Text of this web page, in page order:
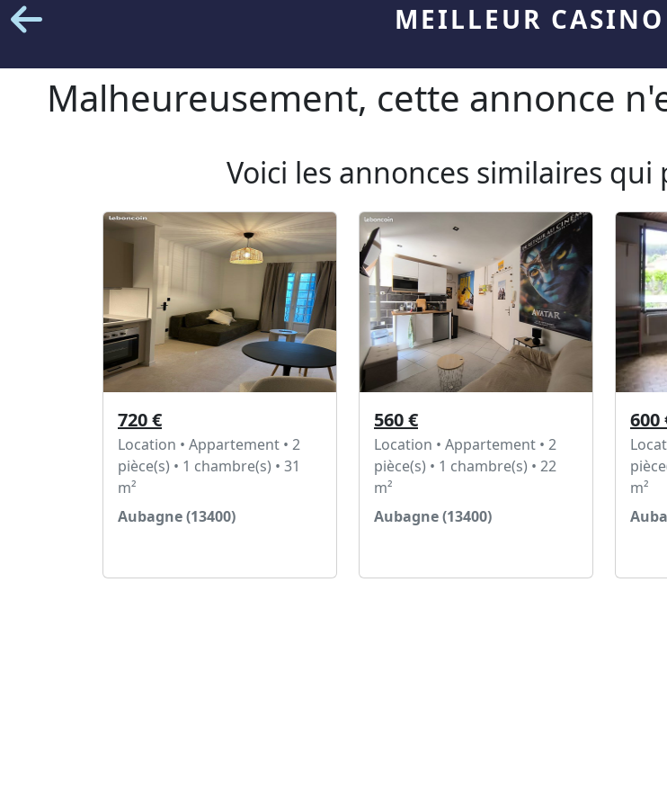
MEILLEUR
Malheureusement, cette annonce
Voici les annonces similaires
720 €
Location • Appartement • 2
pièce(s) • 1 chambre(s) • 31
m²
Aubagne (13400)
560 €
Location • Appartement • 2
pièce(s) • 1 chambre(s) • 22
m²
Aubagne (13400)
600
m²